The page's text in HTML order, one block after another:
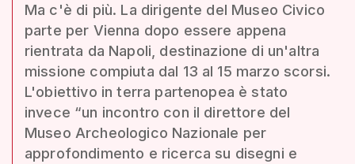
Ma c'è di più. La dirigente del Museo Civico
parte per Vienna dopo essere appena
rientrata da Napoli, destinazione di un'altra
missione compiuta dal 13 al 15 marzo scorsi.
L'obiettivo in terra partenopea è stato
invece “un incontro con il direttore del
Museo Archeologico Nazionale per
approfondimento e ricerca su disegni e